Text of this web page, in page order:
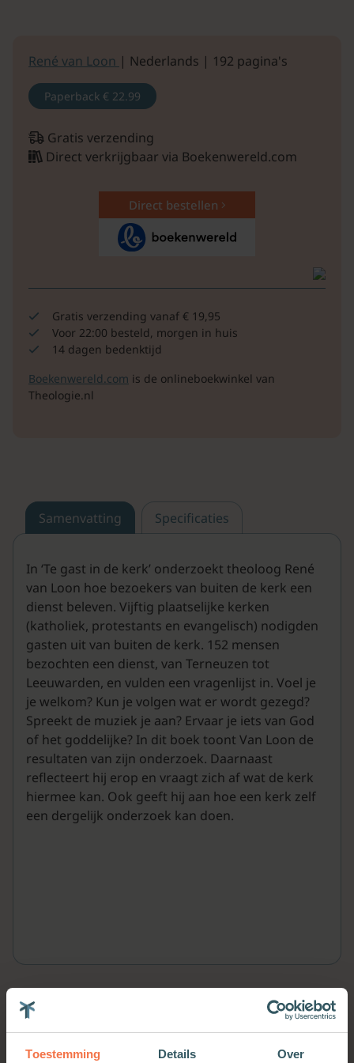
Toestemming Details Over
René van Loon | Nederlands | 192 pagina's
Paperback € 22.99
Gratis verzending
Direct verkrijgbaar via Boekenwereld.com
Direct bestellen
Gratis verzending vanaf € 19,95
Voor 22:00 besteld, morgen in huis
14 dagen bedenktijd
Boekenwereld.com is de onlineboekwinkel van
Theologie.nl
Samenvatting Specificaties
In ‘Te gast in de kerk’ onderzoekt theoloog René
van Loon hoe bezoekers van buiten de kerk een
dienst beleven. Vijftig plaatselijke kerken
(katholiek, protestants en evangelisch) nodigden
gasten uit van buiten de kerk. 152 mensen
bezochten een dienst, van Terneuzen tot
Leeuwarden, en vulden een vragenlijst in. Voel je
je welkom? Kun je volgen wat er wordt gezegd?
Spreekt de muziek je aan? Ervaar je iets van God
of het goddelijke? In dit boek toont Van Loon de
resultaten van zijn onderzoek. Daarnaast
reflecteert hij erop en vraagt zich af wat de kerk
hiermee kan. Ook geeft hij aan hoe een kerk zelf
een dergelijk onderzoek kan doen.
Meer van deze auteur